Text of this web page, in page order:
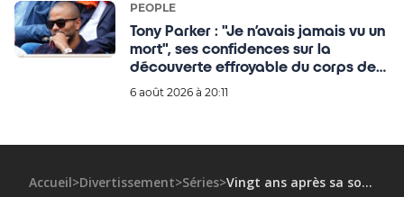
PEOPLE
Tony Parker : "Je n’avais jamais vu un
mort", ses confidences sur la
découverte effroyable du corps de
son père
6 août 2026 à 20:11
Accueil>Divertissement>Séries> Vingt ans après sa sortie, cette série des années 2000 cartonne sur Netflix